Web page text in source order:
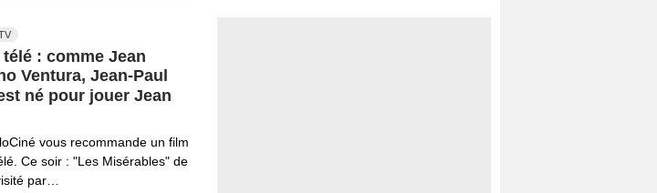
: comme Jean
Ventura, Jean-Paul
né pour jouer Jean
vous recommande un film
Ce soir : "Les Misérables" de
par…